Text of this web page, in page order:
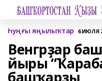
Һуңғы яңылыҡтар 6 ИЮЛЯ
Венгрҙар
йыры
башҡарҙы